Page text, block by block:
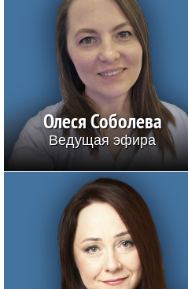
Олеся Соболева
Ведущая эфира